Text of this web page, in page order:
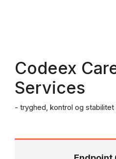
Codeex
Services
- tryghed, kontrol og